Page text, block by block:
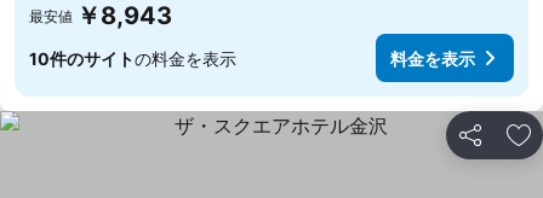
最安値 ￥8,943
10件のサイトの料金を表示 料金を表示
シェア お